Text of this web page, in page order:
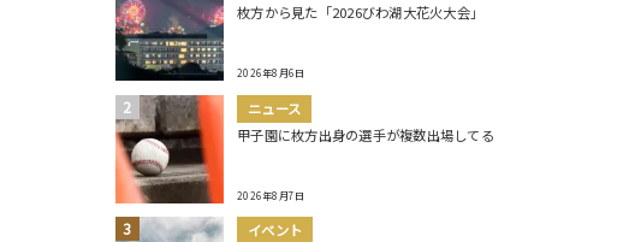
枚方から見た「2026びわ湖大花火大会」
2026年8月6日
ニュース
甲子園に枚方出身の選手が複数出場してる
2026年8月7日
イベント